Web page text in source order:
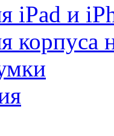
iPad и
корпуса